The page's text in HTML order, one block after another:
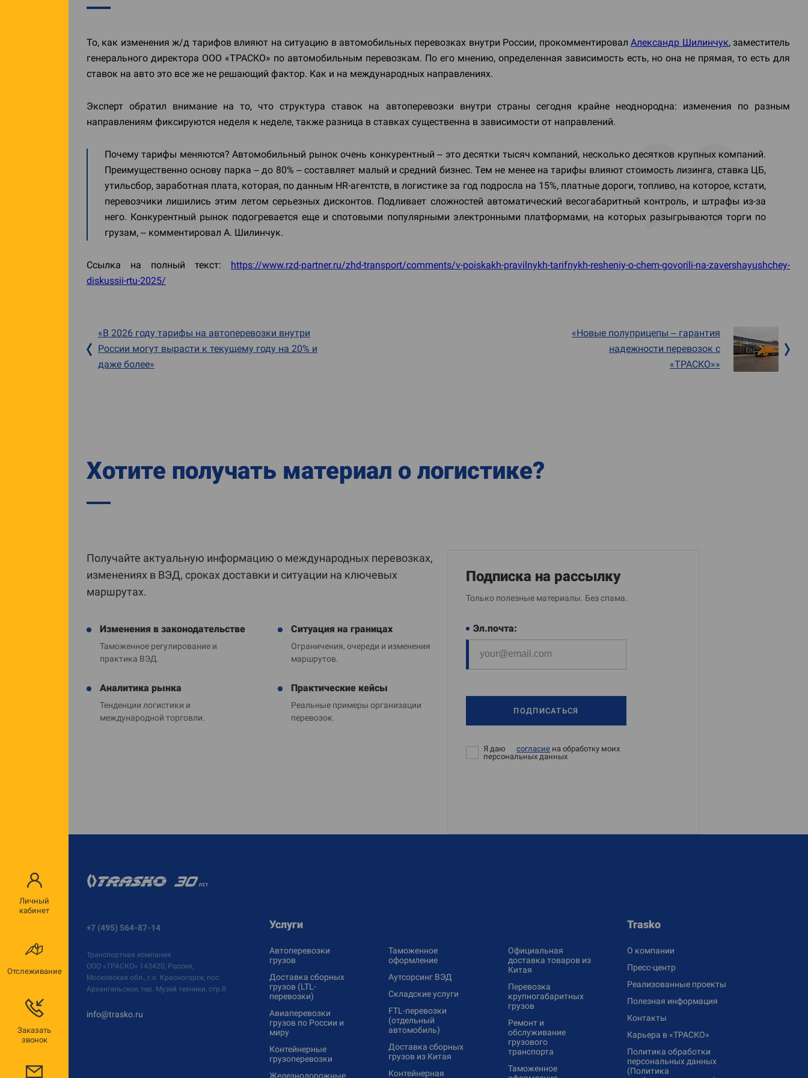
Личный
кабинет
Отслеживание
Заказать
звонок
То, как изменения ж/д тарифов влияют на ситуацию в автомобильных перевозках внутри России, прокомментировалАлександр Шилинчук, заместитель
генерального директора ООО «ТРАСКО» по автомобильным перевозкам. По его мнению, определенная зависимость есть, но она не прямая, то есть для
ставок на авто это все же не решающий фактор. Как и на международных направлениях.
Эксперт обратил внимание на то, что структура ставок на автоперевозки внутри страны сегодня крайне неоднородна: изменения по разным
направлениям фиксируются неделя к неделе, также разница в ставках существенна в зависимости от направлений.
Почему тарифы меняются? Автомобильный рынок очень конкурентный – это десятки тысяч компаний, несколько десятков крупных компаний.
Преимущественно основу парка – до 80% – составляет малый и средний бизнес. Тем не менее на тарифы влияют стоимость лизинга, ставка ЦБ,
утильсбор, заработная плата, которая, по данным HR-агентств, в логистике за год подросла на 15%, платные дороги, топливо, на которое, кстати,
перевозчики лишились этим летом серьезных дисконтов. Подливает сложностей автоматический весогабаритный контроль, и штрафы из-за
него. Конкурентный рынок подогревается еще и спотовыми популярными электронными платформами, на которых разыгрываются торги по
грузам, – комментировал А. Шилинчук.
Ссылка на полный текст: https://www.rzd-partner.ru/zhd-transport/comments/v-poiskakh-pravilnykh-tarifnykh-resheniy-o-chem-govorili-na-zavershayushchey-
diskussii-rtu-2025/
«В 2026 году тарифы на автоперевозки внутри
России могут вырасти к текущему году на 20% и
даже более»
«Новые полуприцепы – гарантия
надежности перевозок с
«ТРАСКО»»
Хотите получать материал о логистике?
Получайте актуальную информацию о международных перевозках,
изменениях в ВЭД, сроках доставки и ситуации на ключевых
маршрутах.
Изменения в законодательстве
Таможенное регулирование и
практика ВЭД.
Ситуация на границах
Ограничения, очереди и изменения
маршрутов.
Аналитика рынка
Тенденции логистики и
международной торговли.
Практические кейсы
Реальные примеры организации
перевозок.
Подписка на рассылку
Только полезные материалы. Без спама.
Эл.почта:
ПОДПИСАТЬСЯ
Я даю согласие на обработку моих
персональных данных
+7 (495) 564-87-14
Транспортная компания
ООО «ТРАСКО» 143420, Россия,
Московская обл., г.о. Красногорск, пос.
Архангельское, тер. Музей техники, стр.8
info@trasko.ru
Услуги
Автоперевозки
грузов
Доставка сборных
грузов (LTL-
перевозки)
Авиаперевозки
грузов по России и
миру
Контейнерные
грузоперевозки
Железнодорожные
Таможенное
оформление
Аутсорсинг ВЭД
Складские услуги
FTL-перевозки
(отдельный
автомобиль)
Доставка сборных
грузов из Китая
Контейнерная
Официальная
доставка товаров из
Китая
Перевозка
крупногабаритных
грузов
Ремонт и
обслуживание
грузового
транспорта
Таможенное
Trasko
О компании
Пресс-центр
Реализованные проекты
Полезная информация
Контакты
Карьера в «ТРАСКО»
Политика обработки
персональных данных
(Политика